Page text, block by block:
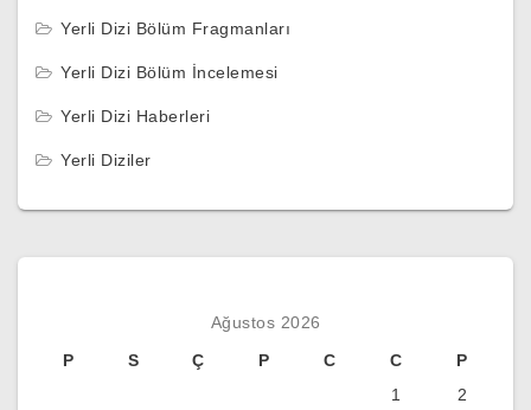
Yerli Dizi Bölüm Fragmanları
Yerli Dizi Bölüm İncelemesi
Yerli Dizi Haberleri
Yerli Diziler
Ağustos 2026
P
S Ç P C C
P
1
2